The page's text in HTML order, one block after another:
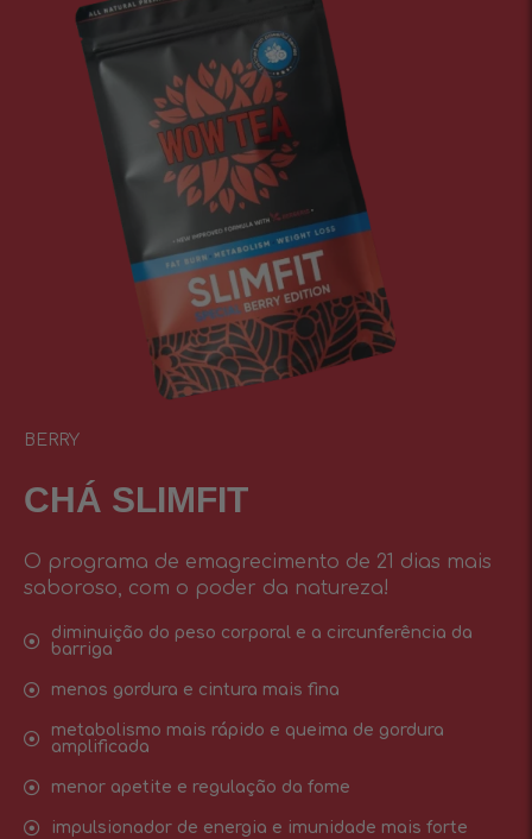
BERRY
CHÁ SLIMFIT
O programa de emagrecimento de 21 dias mais
saboroso, com o poder da natureza!
diminuição do peso corporal e a circunferência da
barriga
menos gordura e cintura mais fina
metabolismo mais rápido e queima de gordura
amplificada
menor apetite e regulação da fome
impulsionador de energia e imunidade mais forte